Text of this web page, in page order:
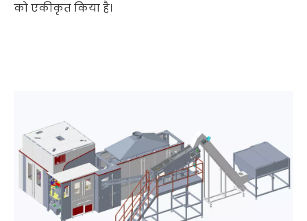
को एकीकृत किया है।